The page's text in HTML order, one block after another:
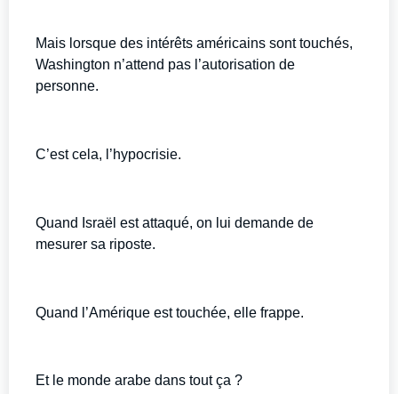
Mais lorsque des intérêts américains sont touchés,
Washington n’attend pas l’autorisation de
personne.
C’est cela, l’hypocrisie.
Quand Israël est attaqué, on lui demande de
mesurer sa riposte.
Quand l’Amérique est touchée, elle frappe.
Et le monde arabe dans tout ça ?